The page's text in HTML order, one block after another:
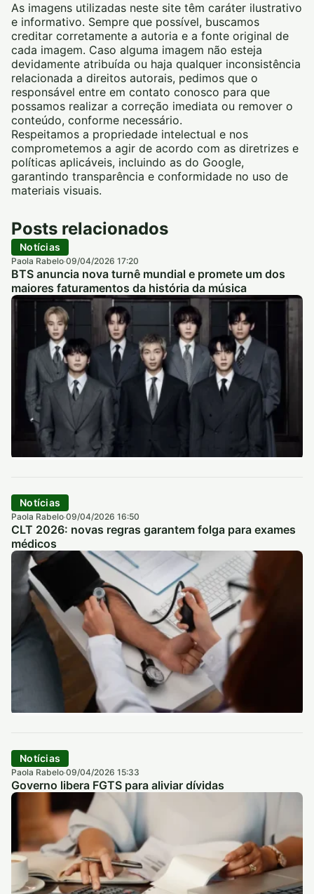
As imagens utilizadas neste site têm caráter ilustrativo
e informativo. Sempre que possível, buscamos
creditar corretamente a autoria e a fonte original de
cada imagem. Caso alguma imagem não esteja
devidamente atribuída ou haja qualquer inconsistência
relacionada a direitos autorais, pedimos que o
responsável entre em contato conosco para que
possamos realizar a correção imediata ou remover o
conteúdo, conforme necessário.
Respeitamos a propriedade intelectual e nos
comprometemos a agir de acordo com as diretrizes e
políticas aplicáveis, incluindo as do Google,
garantindo transparência e conformidade no uso de
materiais visuais.
Posts relacionados
Notícias
Paola Rabelo·09/04/2026 17:20
BTS anuncia nova turnê mundial e promete um dos
maiores faturamentos da história da música
Notícias
Paola Rabelo·09/04/2026 16:50
CLT 2026: novas regras garantem folga para exames
médicos
Notícias
Paola Rabelo·09/04/2026 15:33
Governo libera FGTS para aliviar dívidas